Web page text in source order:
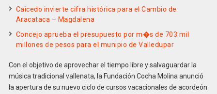
Caicedo invierte cifra histórica para el Cambio de
Aracataca – Magdalena
Concejo aprueba el presupuesto por m�s de 703 mil
millones de pesos para el munipio de Valledupar
Con el objetivo de aprovechar el tiempo libre y salvaguardar la
música tradicional vallenata, la Fundación Cocha Molina anunció
la apertura de su nuevo ciclo de cursos vacacionales de acordeón